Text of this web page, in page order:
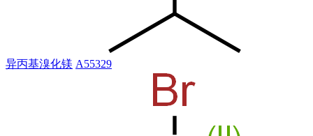
异丙基溴化镁 A55329